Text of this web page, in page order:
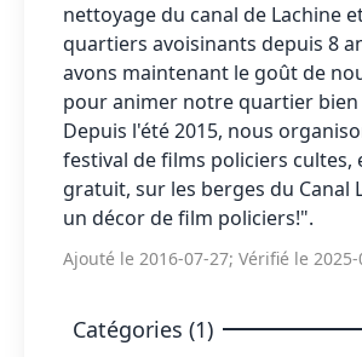
nettoyage du canal de Lachine
quartiers avoisinants depuis 8
avons maintenant le goût de
pour animer notre quartier bien
Depuis l'été 2015, nous
festival de films policiers cultes,
gratuit, sur les berges du Canal
un décor de film policiers!".
Ajouté le 2016-07-27; Vérifié le 2025-
Catégories (1)